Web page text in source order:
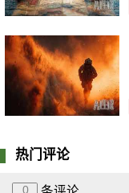
热门评论
0